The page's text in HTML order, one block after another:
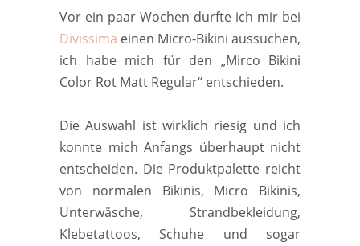
Vor ein paar Wochen durfte ich mir bei
Divissima einen Micro-Bikini aussuchen,
ich habe mich für den „Mirco Bikini
Color Rot Matt Regular“ entschieden.
Die Auswahl ist wirklich riesig und ich
konnte mich Anfangs überhaupt nicht
entscheiden. Die Produktpalette reicht
von normalen Bikinis, Micro Bikinis,
Unterwäsche, Strandbekleidung,
Klebetattoos, Schuhe und sogar